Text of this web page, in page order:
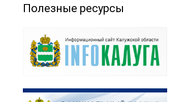
Полезные ресурсы